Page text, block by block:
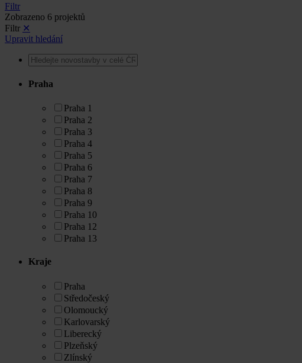
Filtr
Zobrazeno 6 projektů
Filtr ✕
Upravit hledání
Praha
Praha 1
Praha 2
Praha 3
Praha 4
Praha 5
Praha 6
Praha 7
Praha 8
Praha 9
Praha 10
Praha 12
Praha 13
Kraje
Praha
Středočeský
Olomoucký
Karlovarský
Liberecký
Plzeňský
Zlínský